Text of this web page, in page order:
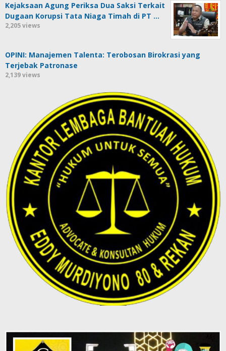
Kejaksaan Agung Periksa Dua Saksi Terkait
Dugaan Korupsi Tata Niaga Timah di PT …
2,205 views
OPINI: Manajemen Talenta: Terobosan Birokrasi yang
Terjebak Patronase
2,139 views